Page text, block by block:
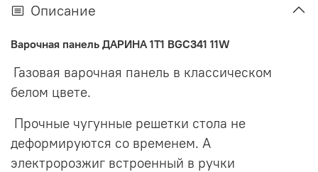
Описание
Варочная панель ДАРИНА 1T1 BGC341 11W
Газовая варочная панель в классическом
белом цвете.
Прочные чугунные решетки стола не
деформируются со временем. А
электророзжиг встроенный в ручки